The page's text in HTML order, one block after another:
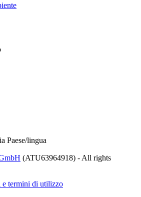
Paese/lingua
(ATU63964918) - All rights
termini di utilizzo